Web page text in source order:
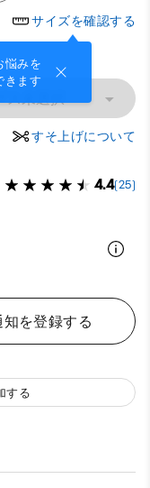
サイズを確認する
悩みを
きます
ス未選択
すそ上げについて
4.4(25)
を登録する
する